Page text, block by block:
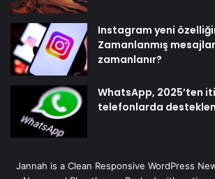
Instagram yeni
Zamanlanmış
zamanlanır?
WhatsApp, 2025’ten
telefonlarda
Jannah is a Clean Responsive WordPress